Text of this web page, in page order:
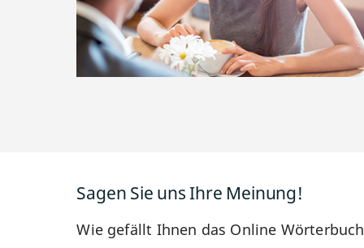
Sagen Sie uns Ihre Meinung!
Wie gefällt Ihnen das Online